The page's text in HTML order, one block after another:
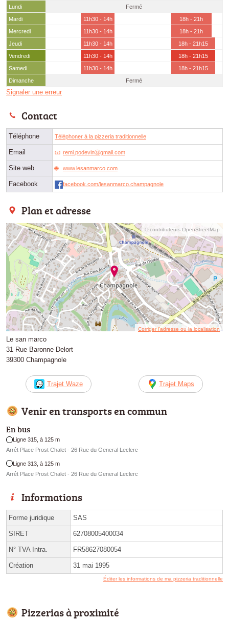
Lundi
Fermé
Mardi
11h30 - 14h
18h - 21h
Mercredi
11h30 - 14h
18h - 21h
Jeudi
11h30 - 14h
18h - 21h15
Vendredi
11h30 - 14h
18h - 21h15
Samedi
11h30 - 14h
18h - 21h15
Dimanche
Fermé
Signaler une erreur
Contact
Téléphone Téléphoner à la pizzeria traditionnelle
Email remi.podevinⓐgmail.com
Site web www.lesanmarco.com
Facebook facebook.com/lesanmarco.champagnole
Plan et adresse
© contributeurs OpenStreetMap
Corriger l’adresse ou la localisation
Le san marco
31 Rue Baronne Delort
39300 Champagnole
Trajet Waze Trajet Maps
Venir en transports en commun
En bus
Ligne 315, à 125 m
Arrêt Place Prost Chalet - 26 Rue du General Leclerc
Ligne 313, à 125 m
Arrêt Place Prost Chalet - 26 Rue du General Leclerc
Informations
Forme juridique SAS
SIRET 62708005400034
N° TVA Intra. FR58627080054
Création 31 mai 1995
Éditer les informations de ma pizzeria traditionnelle
Pizzerias à proximité